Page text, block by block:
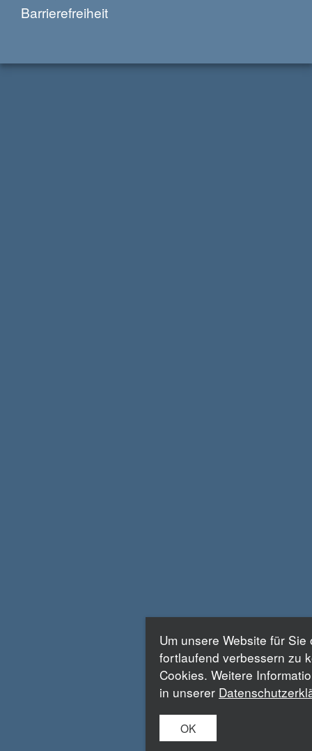
Um unsere Website für
fortlaufend verbessern zu
Cookies. Weitere
in unserer
OK
Barrierefreiheit